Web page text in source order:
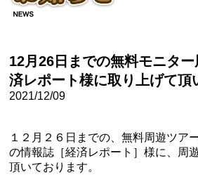
12月26日までの無料モニタ
済レポート様に取り上げて頂
2021/12/09
１２月２６日までの、無料周遊ツア
の情報誌［経済レポート］様に、周
頂いております。